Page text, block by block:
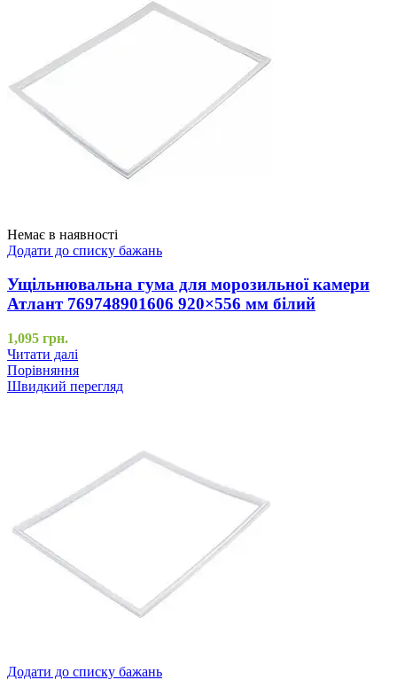
Немає в наявності
Додати до списку бажань
Ущільнювальна гума для морозильної камери
Атлант 769748901606 920×556 мм білий
1,095 грн.
Читати далі
Порівняння
Швидкий перегляд
Додати до списку бажань